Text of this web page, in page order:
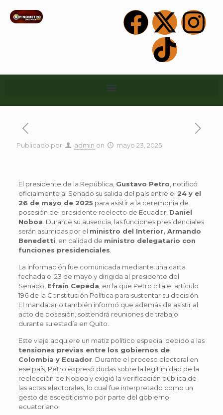
Publicado por admin on mayo 23, 2025
El presidente de la República, Gustavo Petro , notificó
oficialmente al Senado su salida del país entre el 24 y el
26 de mayo de 2025 para asistir a la ceremonia de
posesión del presidente reelecto de Ecuador, Daniel
Noboa . Durante su ausencia, las funciones presidenciales
serán asumidas por el ministro del Interior, Armando
Benedetti , en calidad de ministro delegatario con
funciones presidenciales
La información fue comunicada mediante una carta
fechada el 23 de mayo y dirigida al presidente del
Senado, Efraín Cepeda , en la que Petro cita el artículo
196 de la Constitución Política para sustentar su decisión.
El mandatario también informó que además de asistir al
acto de posesión, sostendrá reuniones de trabajo
durante su estadía en Quito.
Este viaje adquiere un matiz político especial debido a las
tensiones previas entre los gobiernos de
Colombia y Ecuador. Durante el proceso electoral en
ese país, Petro expresó dudas sobre la legitimidad de la
reelección de Noboa y exigió la verificación pública de
las actas electorales, lo cual fue interpretado como un
gesto de escepticismo por parte del gobierno
ecuatoriano.